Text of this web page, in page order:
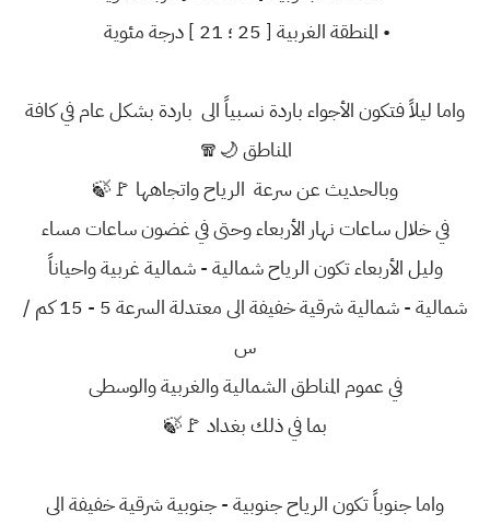
• المنطقة الغربية [ 25 ؛ 21 ] درجة مئوية
واما ليلاً فتكون الأجواء باردة نسبياً الى باردة بشكل عام في كافة
المناطق 🌙🧣
وبالحديث عن سرعة الرياح واتجاهها 🚩🍃
في خلال ساعات نهار الأربعاء وحتى في غضون ساعات مساء
وليل الأربعاء تكون الرياح شمالية - شمالية غربية واحياناً
شمالية - شمالية شرقية خفيفة الى معتدلة السرعة 5 - 15 كم /
س
في عموم المناطق الشمالية والغربية والوسطى
بما في ذلك بغداد 🚩🍃
واما جنوباً تكون الرياح جنوبية - جنوبية شرقية خفيفة الى